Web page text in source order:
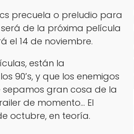
precuela o preludio para
de la próxima película
el 14 de noviembre.
están la
90’s, y que los enemigos
sepamos gran cosa de la
de momento… El
octubre, en teoría.